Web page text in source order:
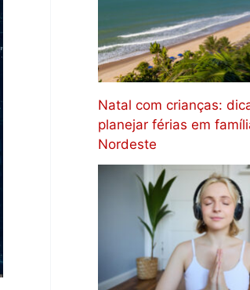
Natal com crianças:
planejar férias em
Nordeste